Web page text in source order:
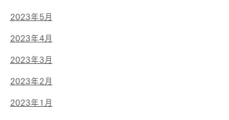
2023年5月
2023年4月
2023年3月
2023年2月
2023年1月